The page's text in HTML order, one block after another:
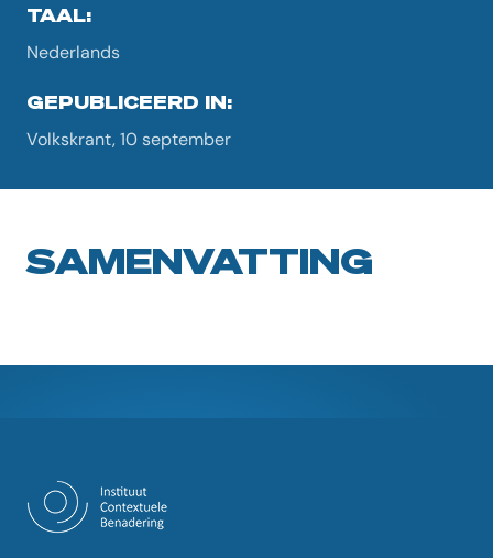
TAAL:
Nederlands
GEPUBLICEERD IN:
Volkskrant, 10 september
SAMENVATTING